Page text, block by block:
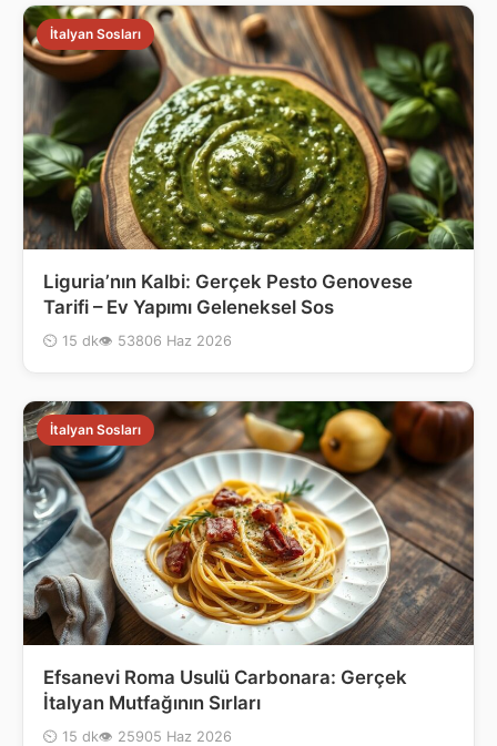
İtalyan Sosları
Liguria’nın Kalbi: Gerçek Pesto Genovese
Tarifi – Ev Yapımı Geleneksel Sos
⏲ 15 dk👁 53806 Haz 2026
İtalyan Sosları
Efsanevi Roma Usulü Carbonara: Gerçek
İtalyan Mutfağının Sırları
⏲ 15 dk👁 25905 Haz 2026